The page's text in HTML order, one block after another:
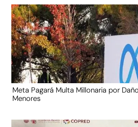
Meta Pagará Multa Millonaria por
Menores